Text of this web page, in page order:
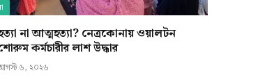
না আত্মহত্যা? নেত্রকোনায় ওয়ালটন
কর্মচারীর লাশ উদ্ধার
৬, ২০২৬